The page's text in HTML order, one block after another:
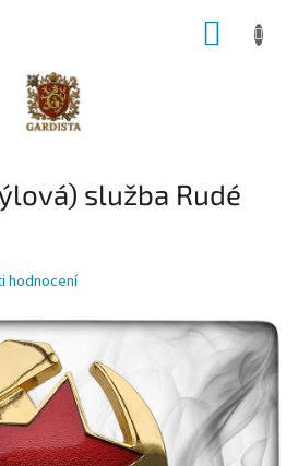
služba Rudé
hodnocení